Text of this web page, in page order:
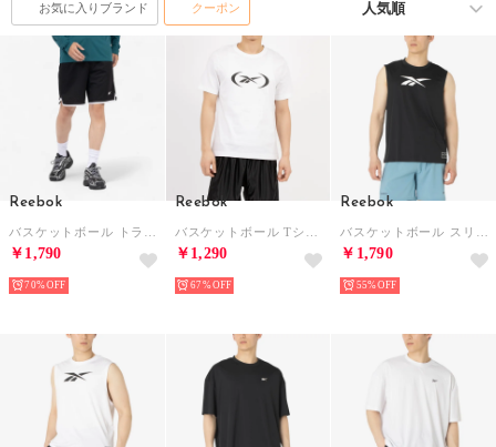
お気に入りブランド クーポン
Reebok
￥1,790
70%
Reebok
￥1,290
67%
Reebok
￥1,790
55%